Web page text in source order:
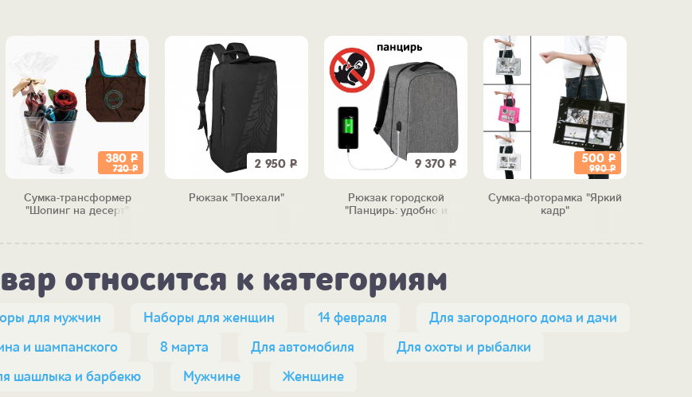
380 Р
720Р
Сумка-трансформер
"Шопинг на десерт"
2 950 Р
Рюкзак "Поехали"
9 370 Р
Рюкзак городской
"Панцирь: удобно и
500 Р
990Р
Сумка-фоторамка "Яркий
кадр"
относится к категориям
для мужчин Наборы для женщин 14 февраля
Для загородного дома и дачи
и шампанского 8 марта Для автомобиля
Для охоты и рыбалки
шашлыка и барбекю
Мужчине Женщине